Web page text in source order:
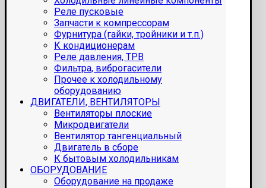
Реле пусковые
Запчасти к компрессорам
Фурнитура (гайки, тройники и т.п.)
К кондиционерам
Реле давления, ТРВ
Фильтра, виброгасители
Прочее к холодильному
оборудованию
ДВИГАТЕЛИ, ВЕНТИЛЯТОРЫ
Вентиляторы плоские
Микродвигатели
Вентилятор тангенциальный
Двигатель в сборе
К бытовым холодильникам
ОБОРУДОВАНИЕ
Оборудование на продаже